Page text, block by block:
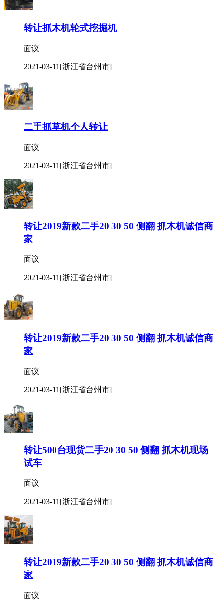
转让抓木机轮式挖掘机
面议
2021-03-11 [浙江省台州市]
二手抓草机个人转让
面议
2021-03-11 [浙江省台州市]
转让2019新款二手20 30 50 侧翻 抓木机诚信商
家
面议
2021-03-11[浙江省台州市]
转让2019新款二手20 30 50 侧翻 抓木机诚信商
家
面议
2021-03-11 [浙江省台州市]
转让500台现货二手20 30 50 侧翻 抓木机现场
试车
面议
2021-03-11 [浙江省台州市]
转让2019新款二手20 30 50 侧翻 抓木机诚信商
家
面议